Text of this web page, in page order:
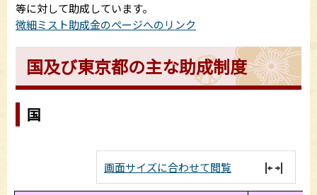
等に対して助成しています。
微細ミスト助成金のページへのリンク
国及び東京都の主な助成制度
国
画面サイズに合わせて閲覧